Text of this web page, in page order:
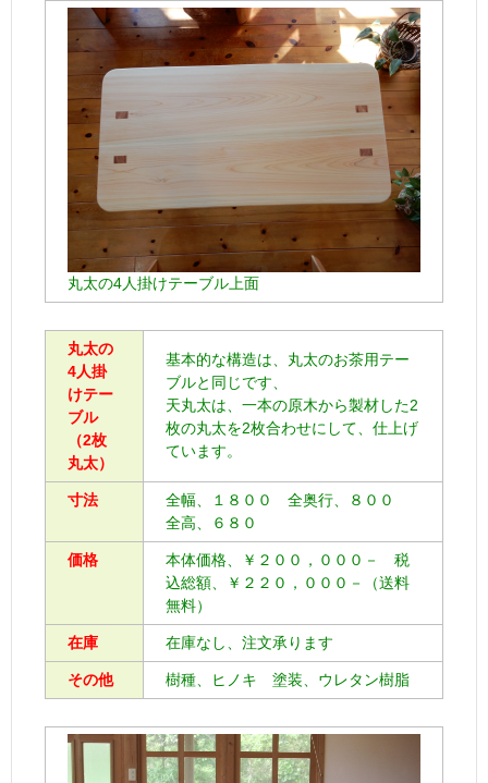
丸太の4人掛けテーブル上面
丸太の
4人掛
けテー
ブル
（2枚
丸太）
基本的な構造は、丸太のお茶用テー
ブルと同じです、
天丸太は、一本の原木から製材した2
枚の丸太を2枚合わせにして、仕上げ
ています。
寸法
全幅、１８００ 全奥行、８００
全高、６８０
価格
本体価格、￥２００，０００－ 税
込総額、￥２２０，０００－（送料
無料）
在庫 在庫なし、注文承ります
その他 樹種、ヒノキ 塗装、ウレタン樹脂